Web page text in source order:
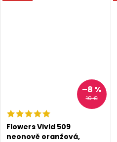
10 €
–8 %
Flowers Vivid 509
neonově oranžová,